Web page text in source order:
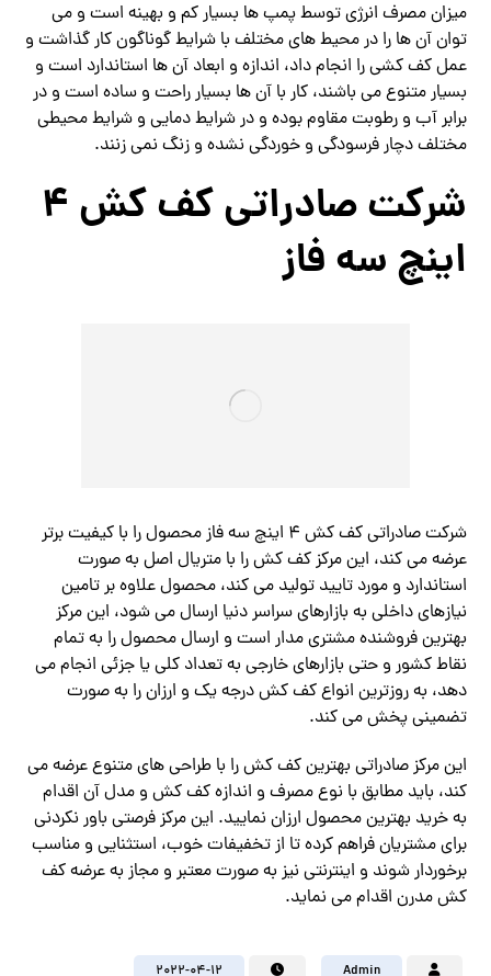
میزان مصرف انرژی توسط پمپ ها بسیار کم و بهینه است و می
توان آن ها را در محیط های مختلف با شرایط گوناگون کار گذاشت و
عمل کف کشی را انجام داد، اندازه و ابعاد آن ها استاندارد است و
بسیار متنوع می باشند، کار با آن ها بسیار راحت و ساده است و در
برابر آب و رطوبت مقاوم بوده و در شرایط دمایی و شرایط محیطی
مختلف دچار فرسودگی و خوردگی نشده و زنگ نمی زنند.
شرکت صادراتی کف کش ۴
اینچ سه فاز
شرکت صادراتی کف کش ۴ اینچ سه فاز محصول را با کیفیت برتر
عرضه می کند، این مرکز کف کش را با متریال اصل به صورت
استاندارد و مورد تایید تولید می‌ کند، محصول علاوه بر تامین
نیازهای داخلی به بازارهای سراسر دنیا ارسال می شود، این مرکز
بهترین فروشنده مشتری مدار است و ارسال محصول را به تمام
نقاط کشور و حتی بازارهای خارجی به تعداد کلی یا جزئی انجام می
دهد، به روزترین انواع کف کش درجه یک و ارزان را به صورت
تضمینی پخش می کند.
این مرکز صادراتی بهترین کف کش را با طراحی های متنوع عرضه می
کند، باید مطابق با نوع مصرف و اندازه کف کش و مدل آن اقدام
به خرید بهترین محصول ارزان نمایید. این مرکز فرصتی باور نکردنی
برای مشتریان فراهم کرده تا از تخفیفات خوب، استثنایی و مناسب
برخوردار شوند و اینترنتی نیز به صورت معتبر و مجاز به عرضه کف
کش مدرن اقدام می نماید.
Admin
2022-04-12